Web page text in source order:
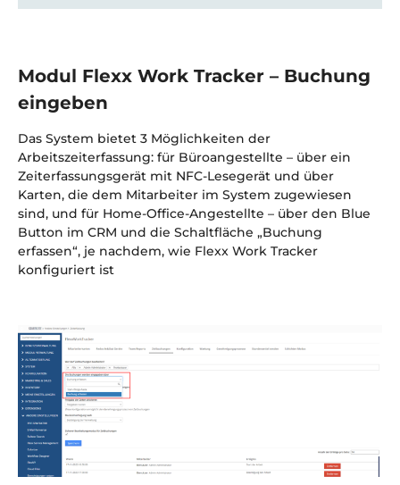
Modul Flexx Work Tracker – Buchung
eingeben
Das System bietet 3 Möglichkeiten der
Arbeitszeiterfassung: für Büroangestellte – über ein
Zeiterfassungsgerät mit NFC-Lesegerät und über
Karten, die dem Mitarbeiter im System zugewiesen
sind, und für Home-Office-Angestellte – über den Blue
Button im CRM und die Schaltfläche „Buchung
erfassen“, je nachdem, wie Flexx Work Tracker
konfiguriert ist